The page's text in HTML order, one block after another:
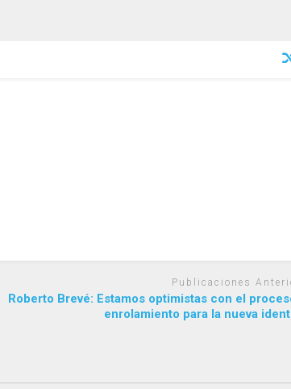
Publicaciones
Roberto Brevé: Estamos optimistas con el
enrolamiento para la nueva